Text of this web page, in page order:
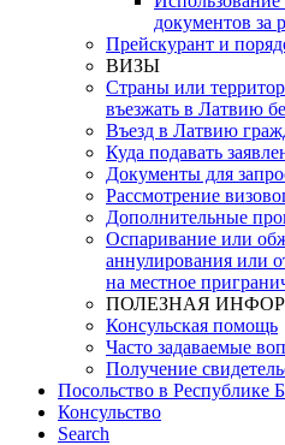
документов за
Прейскурант и
ВИЗЫ
Страны или
въезжать в Латвию
Въезд в Латвию
Куда подавать
Документы для
Рассмотрение
Дополнительные
Оспаривание или
аннулирования или
на местное
ПОЛЕЗНАЯ
Консульская помощь
Часто задаваемые
Получение
Посольство в Республике
Консульство
Search